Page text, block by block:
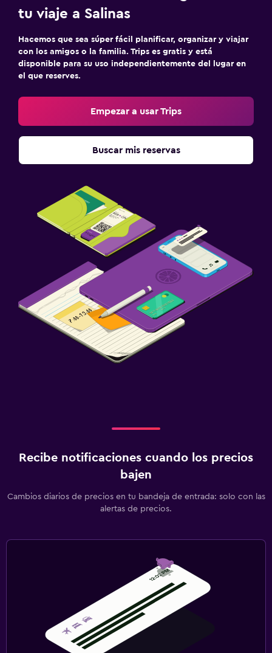
Servicios de lavandería/tintorería
Plancha y tabla de planchar
Lavadora
Salud y seguridad
Cámaras CCTV en zonas comunes
Botiquín de primeros auxilios
Caja fuerte
Ideal para familias
Cuna/cama nido disponibles
Libros, DVD, música para niños
Buffet infantil
Protectores de enchufes
Habitación
Perchero
Actividades
Zona de trabajo
tu viaje a Salinas
Hacemos que sea súper fácil planificar, organizar y viajar
con los amigos o la familia. Trips es gratis y está
disponible para su uso independientemente del lugar en
el que reserves.
Empezar a usar Trips
Buscar mis reservas
Recibe notificaciones cuando los precios
bajen
Cambios diarios de precios en tu bandeja de entrada: solo con las
alertas de precios.